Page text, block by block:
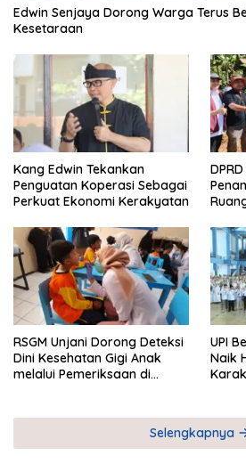
Edwin Senjaya Dorong Warga Terus
Kesetaraan
Kang Edwin Tekankan
Penguatan Koperasi Sebagai
Perkuat Ekonomi Kerakyatan
RSGM Unjani Dorong Deteksi
Dini Kesehatan Gigi Anak
melalui Pemeriksaan di
UPI
Naik
Selengkapnya